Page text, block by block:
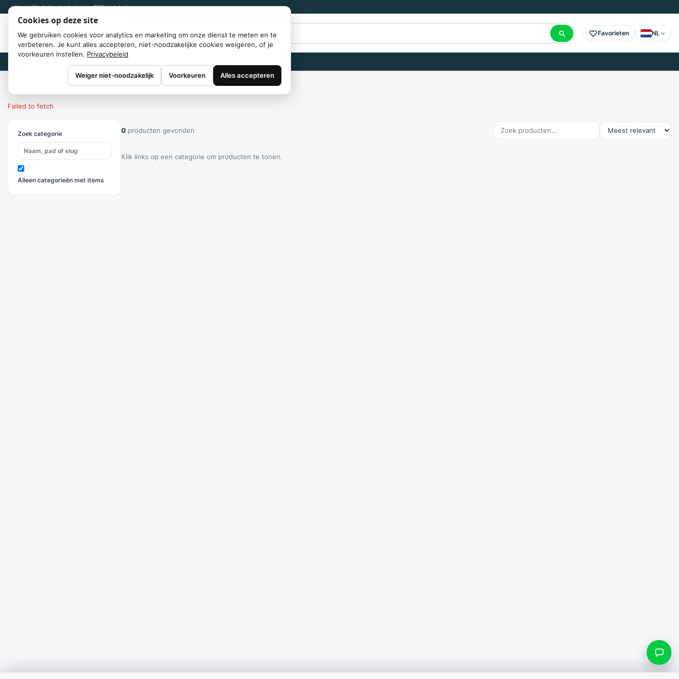
Cookies op deze site
We gebruiken cookies voor analytics en marketing om onze dienst te meten en te
verbeteren. Je kunt alles accepteren, niet-noodzakelijke cookies weigeren, of je
voorkeuren instellen. Privacybeleid
Weiger niet-noodzakelijk Voorkeuren Alles accepteren
Vergelijk de beste deals van 300+ winkels
Favorieten NL
Failed to fetch
Zoek categorie
Alleen categorieën met items
0 producten gevonden
Klik links op een categorie om producten te tonen.